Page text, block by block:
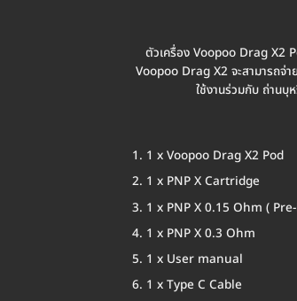
ตัวเครื่อง Voopoo Drag X2
Voopoo Drag X2 จะสามารถจ่า
ใช้งานร่วมกับ ถ่าน
1 x Voopoo Drag X2 Pod
1 x PNP X Cartridge
1 x PNP X 0.15 Ohm (
1 x PNP X 0.3 Ohm
1 x User manual
1 x Type C Cable